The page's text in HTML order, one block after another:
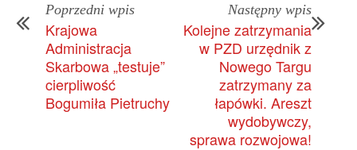
Poprzedni wpis
Krajowa
Administracja
Skarbowa „testuje”
cierpliwość
Bogumiła Pietruchy
Następny wpis
Kolejne zatrzymania
w PZD urzędnik z
Nowego Targu
zatrzymany za
łapówki. Areszt
wydobywczy,
sprawa rozwojowa!